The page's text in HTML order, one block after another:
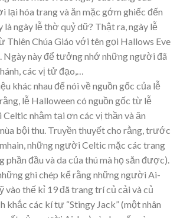
lại hóa trang và ăn mặc gớm ghiếc đến
là ngày lễ thờ quỷ dữ? Thật ra, ngày lễ
Thiên Chúa Giáo với tên gọi Hallows Eve
Ngày này để tưởng nhớ những người đã
các vị tử đạo,…
khác nhau để nói về nguồn gốc của lễ
lễ Halloween có nguồn gốc từ lễ
Celtic nhằm tại ơn các vị thần và ăn
bội thu. Truyền thuyết cho rằng, trước
những người Celtic mặc các trang
phần đầu và da của thú mà họ săn được).
ghi chép kể rằng những người Ai-
vào thế kỉ 19 đã trang trí củ cải và củ
khắc các kí tự “Stingy Jack” (một nhân